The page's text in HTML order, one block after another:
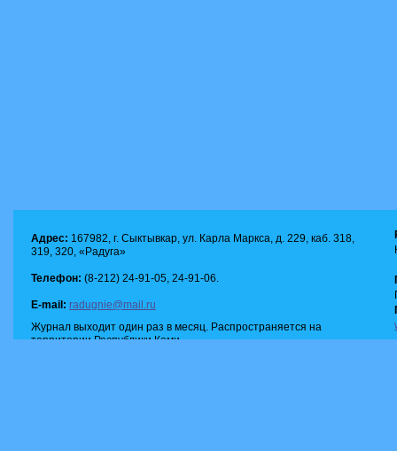
Адрес: 167982, г. Сыктывкар, ул. Карла Маркса, д. 229, каб. 318,
319, 320, «Радуга»
Телефон: (8-212) 24-91-05, 24-91-06.
E-mail: radugnie@mail.ru
Журнал выходит один раз в месяц. Распространяется на
территории Республики Коми.